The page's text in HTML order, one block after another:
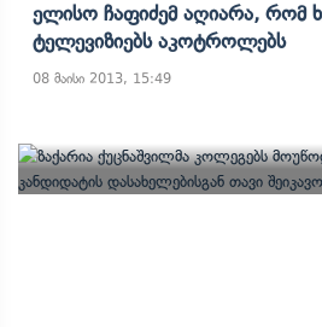
Ელისო Ჩაფიძემ Აღიარა, Რომ
Ტელევიზიებს Აკოტროლებს
08 მაისი 2013, 15:49